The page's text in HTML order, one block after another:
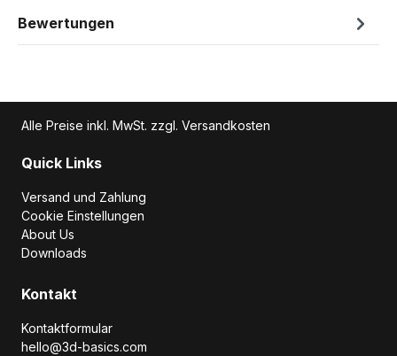
Bewertungen
Alle Preise inkl. MwSt. zzgl. Versandkosten
Quick Links
Versand und Zahlung
Cookie Einstellungen
About Us
Downloads
Kontakt
Kontaktformular
hello@3d-basics.com